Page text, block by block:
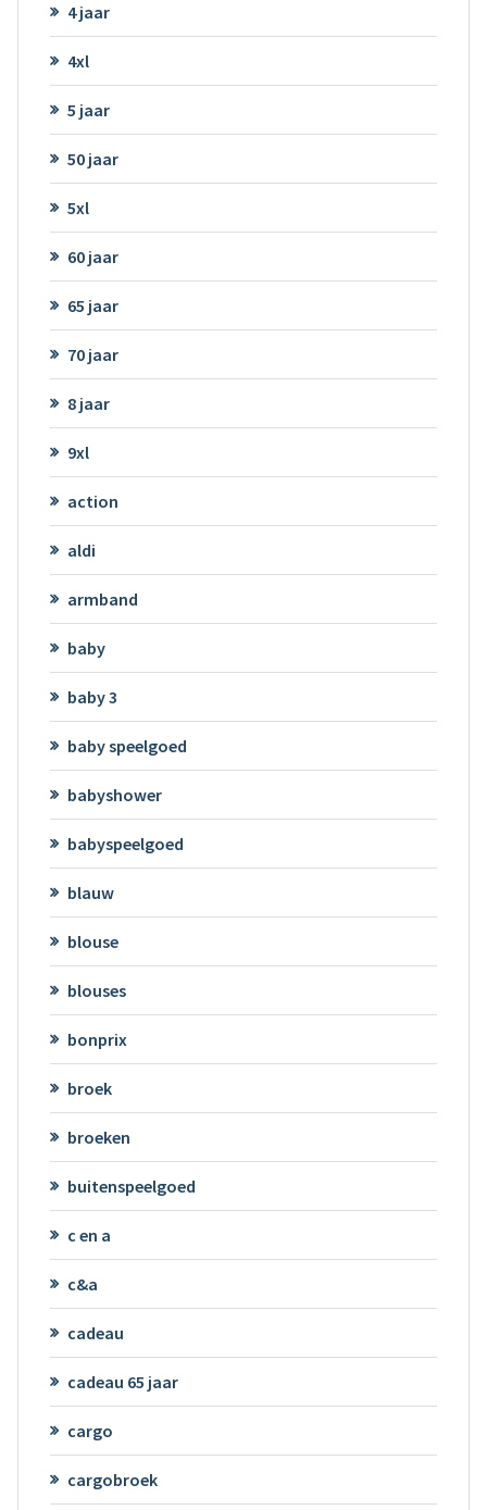
4 jaar
4xl
5 jaar
50 jaar
5xl
60 jaar
65 jaar
70 jaar
8 jaar
9xl
action
aldi
armband
baby
baby 3
baby speelgoed
babyshower
babyspeelgoed
blauw
blouse
blouses
bonprix
broek
broeken
buitenspeelgoed
c en a
c&a
cadeau
cadeau 65 jaar
cargo
cargobroek